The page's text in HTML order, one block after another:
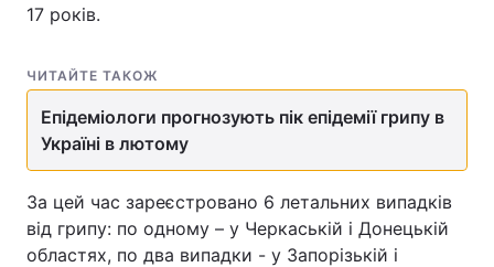
17 років.
ЧИТАЙТЕ ТАКОЖ
Епідеміологи прогнозують пік епідемії грипу в
Україні в лютому
За цей час зареєстровано 6 летальних випадків
від грипу: по одному – у Черкаській і Донецькій
областях, по два випадки - у Запорізькій і